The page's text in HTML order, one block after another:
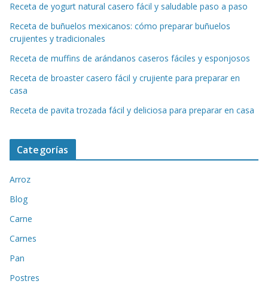
Receta de yogurt natural casero fácil y saludable paso a paso
Receta de buñuelos mexicanos: cómo preparar buñuelos
crujientes y tradicionales
Receta de muffins de arándanos caseros fáciles y esponjosos
Receta de broaster casero fácil y crujiente para preparar en
casa
Receta de pavita trozada fácil y deliciosa para preparar en casa
Categorías
Arroz
Blog
Carne
Carnes
Pan
Postres